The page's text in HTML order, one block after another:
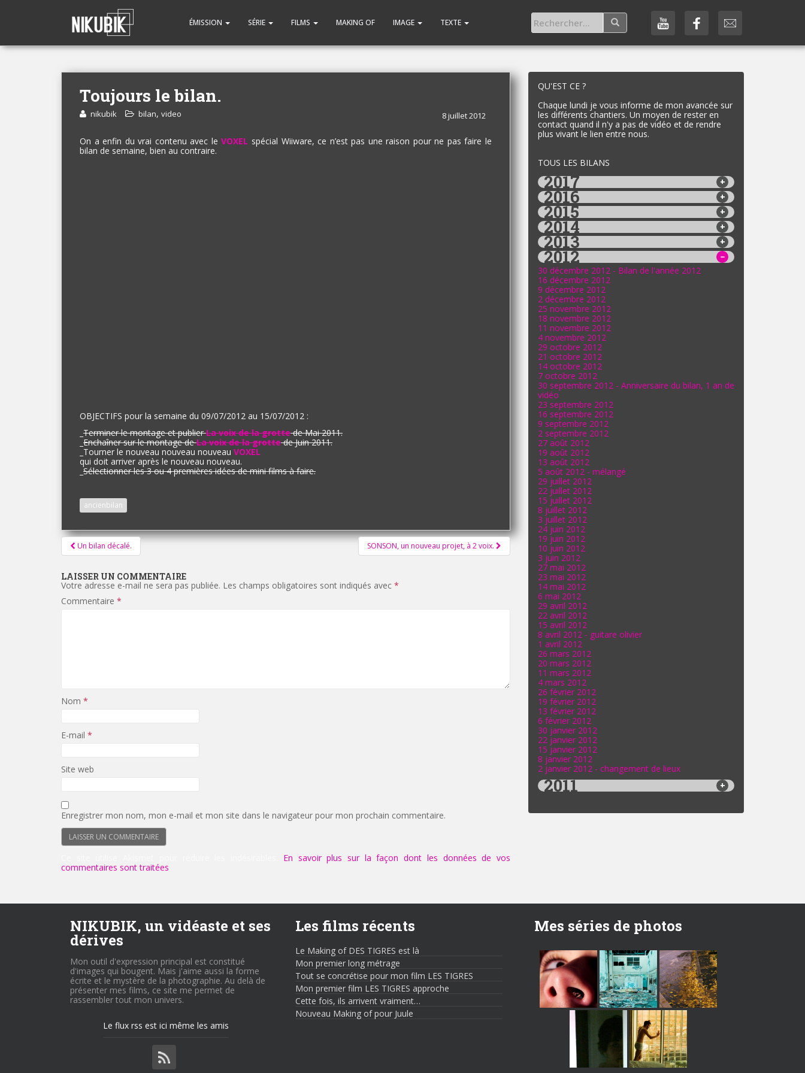
ÉMISSION SÉRIE FILMS MAKING OF IMAGE TEXTE
Toujours le bilan.
8 juillet 2012
nikubik bilan, video
On a enfin du vrai contenu avec leVOXEL spécial Wiiware, ce n’est pas une raison pour ne pas faire le
bilan de semaine, bien au contraire.
OBJECTIFS pour la semaine du 09/07/2012 au 15/07/2012 :
Terminer le montage et publierLa voix de la grottede Mai 2011.
Enchaîner sur le montage deLa voix de la grottede Juin 2011.
_Tourner le nouveau nouveau nouveau VOXEL
qui doit arriver après le nouveau nouveau.
_Sélectionner les 3 ou 4 premières idées de mini films à faire.
ancienbilan
Pagination
d'article
Un bilan décalé. SONSON, un nouveau projet, à 2 voix.
LAISSER UN COMMENTAIRE
Votre adresse e-mail ne sera pas publiée. Les champs obligatoires sont indiqués avec *
Commentaire *
Nom *
E-mail *
Site web
Enregistrer mon nom, mon e-mail et mon site dans le navigateur pour mon prochain commentaire.
En savoir plus sur la façon dont les données de vos
commentaires sont traitées
QU'EST CE ?
Chaque lundi je vous informe de mon avancée sur
les différents chantiers. Un moyen de rester en
contact quand il n'y a pas de vidéo et de rendre
plus vivant le lien entre nous.
TOUS LES BILANS
2017
2016
2015
2014
2013
2012
30 décembre 2012 - Bilan de l'année 2012
16 décembre 2012
9 décembre 2012
2 décembre 2012
25 novembre 2012
18 novembre 2012
11 novembre 2012
4 novembre 2012
29 octobre 2012
21 octobre 2012
14 octobre 2012
7 octobre 2012
30 septembre 2012 - Anniversaire du bilan, 1 an de
vidéo
23 septembre 2012
16 septembre 2012
9 septembre 2012
2 septembre 2012
27 août 2012
19 août 2012
13 août 2012
5 août 2012 - mélangé
29 juillet 2012
22 juillet 2012
15 juillet 2012
8 juillet 2012
3 juillet 2012
24 juin 2012
19 juin 2012
10 juin 2012
3 juin 2012
27 mai 2012
23 mai 2012
14 mai 2012
6 mai 2012
29 avril 2012
22 avril 2012
15 avril 2012
8 avril 2012 - guitare olivier
1 avril 2012
26 mars 2012
20 mars 2012
11 mars 2012
4 mars 2012
26 février 2012
19 février 2012
13 février 2012
6 février 2012
30 janvier 2012
22 janvier 2012
15 janvier 2012
8 janvier 2012
2 janvier 2012 - changement de lieux
2011
NIKUBIK, un vidéaste et ses
dérives
Mon outil d'expression principal est constitué
d'images qui bougent. Mais j'aime aussi la forme
écrite et le mystère de la photographie. Au delà de
présenter mes films, ce site me permet de
rassembler tout mon univers.
Le flux rss est ici même les amis
Les films récents
Le Making of DES TIGRES est là
Mon premier long métrage
Tout se concrétise pour mon film LES TIGRES
Mon premier film LES TIGRES approche
Cette fois, ils arrivent vraiment…
Nouveau Making of pour Juule
Mes séries de photos